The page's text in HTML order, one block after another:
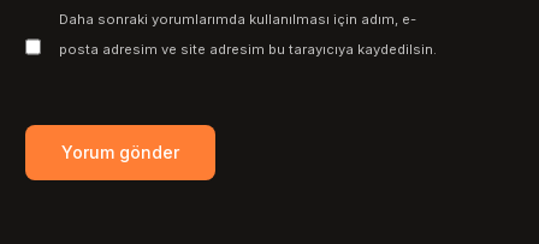
Daha sonraki yorumlarımda kullanılması için adım, e-
posta adresim ve site adresim bu tarayıcıya kaydedilsin.